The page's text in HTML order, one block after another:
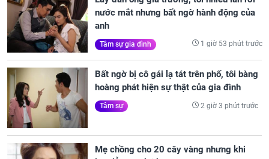
nước mắt nhưng bất ngờ hành động của
anh
Tâm sự gia đình 1 giờ 53 phút trước
Bất ngờ bị cô gái lạ tát trên phố, tôi bàng
hoàng phát hiện sự thật của gia đình
Tâm sự 2 giờ 3 phút trước
Mẹ chồng cho 20 cây vàng nhưng khi